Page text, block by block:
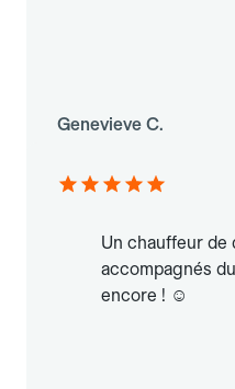
Genevieve C.
Un chauffeur de
accompagnés
encore ! ☺️